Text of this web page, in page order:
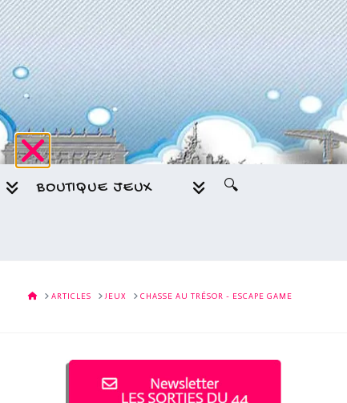
BOUTIQUE JEUX 🔍
HOMEARTICLES JEUX CHASSE AU TRÉSOR - ESCAPE GAME